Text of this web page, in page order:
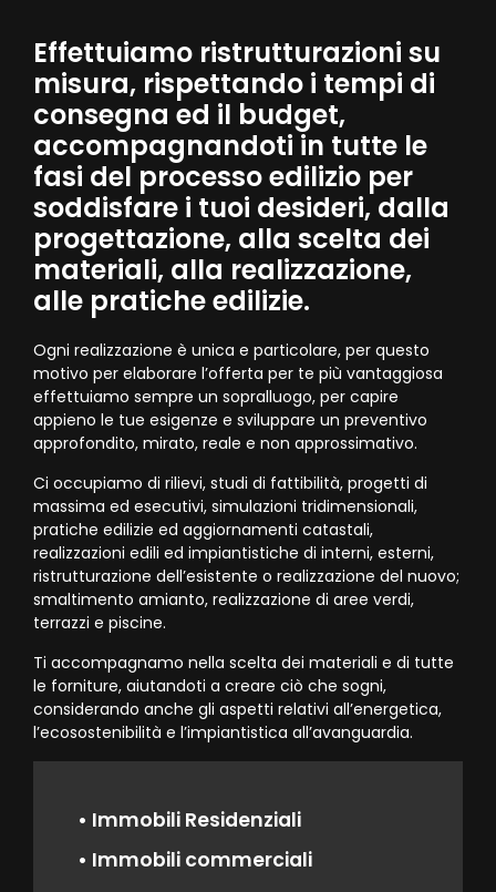
Effettuiamo ristrutturazioni su
misura, rispettando i tempi di
consegna ed il budget,
accompagnandoti in tutte le
fasi del processo edilizio per
soddisfare i tuoi desideri, dalla
progettazione, alla scelta dei
materiali, alla realizzazione,
alle pratiche edilizie.
Ogni realizzazione è unica e particolare, per questo
motivo per elaborare l’offerta per te più vantaggiosa
effettuiamo sempre un sopralluogo, per capire
appieno le tue esigenze e sviluppare un preventivo
approfondito, mirato, reale e non approssimativo.
Ci occupiamo di rilievi, studi di fattibilità, progetti di
massima ed esecutivi, simulazioni tridimensionali,
pratiche edilizie ed aggiornamenti catastali,
realizzazioni edili ed impiantistiche di interni, esterni,
ristrutturazione dell’esistente o realizzazione del nuovo;
smaltimento amianto, realizzazione di aree verdi,
terrazzi e piscine.
Ti accompagnamo nella scelta dei materiali e di tutte
le forniture, aiutandoti a creare ciò che sogni,
considerando anche gli aspetti relativi all’energetica,
l’ecosostenibilità e l’impiantistica all’avanguardia.
• Immobili Residenziali
• Immobili commerciali